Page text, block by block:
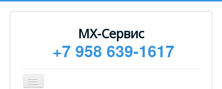
МХ-Сервис
+7 958 639-1617
Toggle